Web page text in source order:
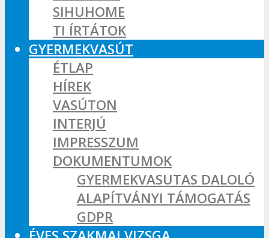
SIHUHOME
TI ÍRTÁTOK
GYERMEKVASÚT
ÉTLAP
HÍREK
VASÚTON
INTERJÚ
IMPRESSZUM
DOKUMENTUMOK
GYERMEKVASUTAS DALOLÓ
ALAPÍTVÁNYI TÁMOGATÁS
GDPR